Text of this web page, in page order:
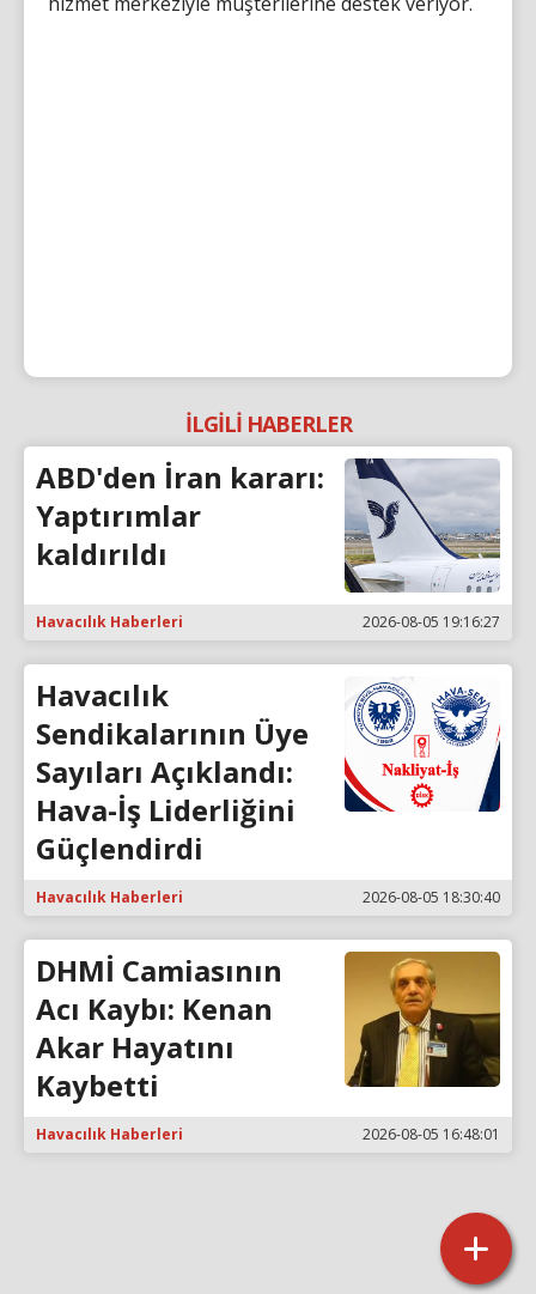
İLGİLİ HABERLER
ABD'den İran kararı:
Yaptırımlar
kaldırıldı
Havacılık Haberleri 2026-08-05 19:16:27
Havacılık
Sendikalarının Üye
Sayıları Açıklandı:
Hava-İş Liderliğini
Güçlendirdi
Havacılık Haberleri 2026-08-05 18:30:40
DHMİ Camiasının
Acı Kaybı: Kenan
Akar Hayatını
Kaybetti
Havacılık Haberleri 2026-08-05 16:48:01